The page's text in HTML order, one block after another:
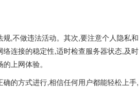
,不做违法活动。其次,要注意个人隐私和
连接的稳定性,适时检查服务器状态,及时
上网体验。
的方式进行,相信任何用户都能轻松上手,